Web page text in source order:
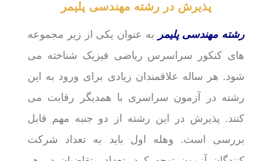
پذیرش در رشته مهندسی پلیمر
رشته مهندسی پلیمر
به عنوان یکی از زیر مجموعه
های کنکور سراسرس ریاضی فیزیک شناخته می
شود. هر ساله علاقمندان زیادی برای ورود به این
رشته در آزمون سراسری با همدیگر رقابت می
کنند. پذیرش در این رشته از دو جنبه مهم قابل
بررسی است. وهله اول باید به تعداد شرکت